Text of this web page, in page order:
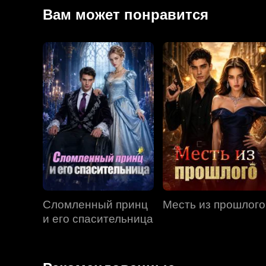
него есть. Из презираемой жены Скай
Вам может понравится
Сломленный принц
и его спасительница
Месть из прошлого